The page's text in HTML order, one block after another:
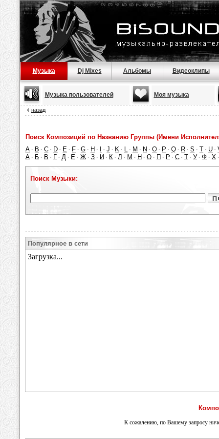
Музыка Dj Mixes Альбомы Видеоклипы
Музыка пользователей Моя музыка
назад
Поиск Композиций по Названию Группы (Имени
A · B · C · D · E · F · G · H · · J · K · L · M · N · O · P · Q · R · S · T · U ·
А · Б · В · Г · Д · Е · Ж · З · И · К · Л · М · Н · О · П · Р · С · Т · У · Ф · Х
Поиск Музыки:
Популярное в сети
К сожалению, по Вашему запросу